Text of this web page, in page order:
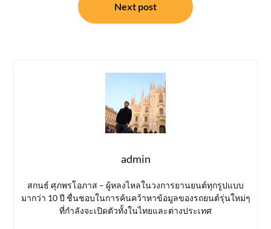
Next post
admin
สกนธ์ ศุภพรโอภาส – ผู้หลงไหลในวงการยานยนต์ทุกรูปแบบ
มากว่า 10 ปี ชื่นชอบในการค้นคว้าหาข้อมูลของรถยนต์รุ่นใหม่ๆ
ที่กำลังจะเปิดตัวทั้งในไทยและต่างประเทศ